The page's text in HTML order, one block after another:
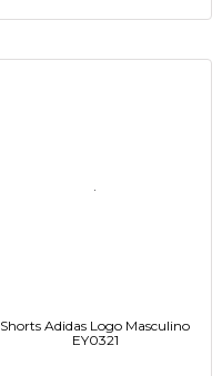
Shorts Adidas Logo Masculino
EY0321